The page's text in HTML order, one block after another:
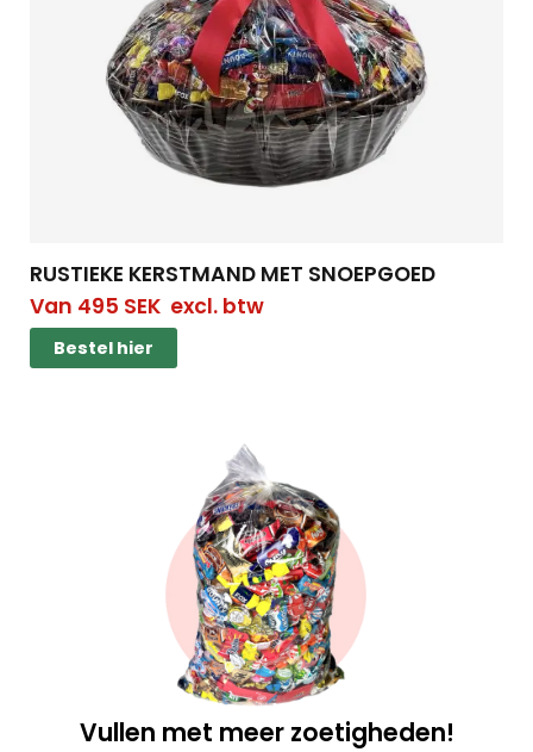
RUSTIEKE KERSTMAND MET SNOEPGOED
Van 495 SEKexcl. btw
Bestel hier
Vullen met meer zoetigheden!